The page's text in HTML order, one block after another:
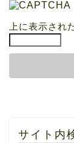
上に表示され
サイト内